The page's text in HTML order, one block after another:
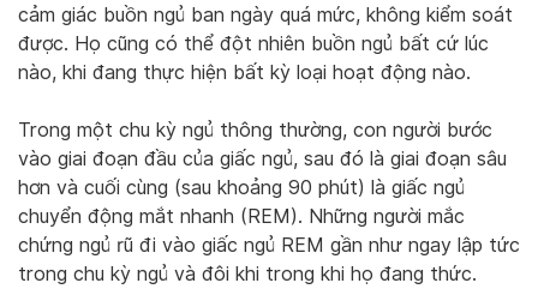
cảm giác buồn ngủ ban ngày quá mức, không kiểm soát
được. Họ cũng có thể đột nhiên buồn ngủ bất cứ lúc
nào, khi đang thực hiện bất kỳ loại hoạt động nào.
Trong một chu kỳ ngủ thông thường, con người bước
vào giai đoạn đầu của giấc ngủ, sau đó là giai đoạn sâu
hơn và cuối cùng (sau khoảng 90 phút) là giấc ngủ
chuyển động mắt nhanh (REM). Những người mắc
chứng ngủ rũ đi vào giấc ngủ REM gần như ngay lập tức
trong chu kỳ ngủ và đôi khi trong khi họ đang thức.